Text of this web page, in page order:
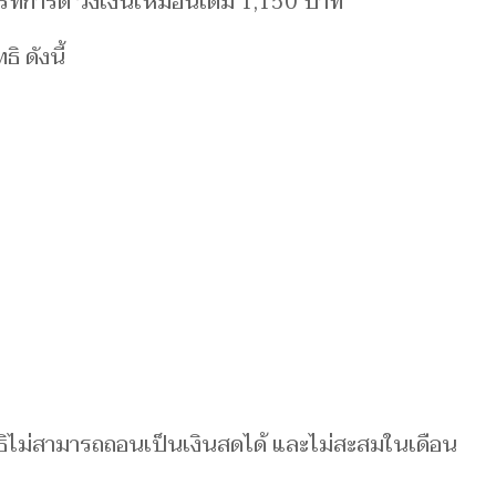
ดังนี้
สามารถถอนเป็นเงินสดได้ และไม่สะสมในเดือน